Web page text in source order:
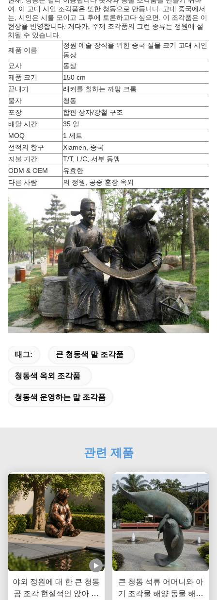
여. 이 고대 시인 조각품은 또한 청동으로 만듭니다. 고대 중국에서
는, 시인은 시를 모이고 그 후에 토론하고다 싶으면. 이 조각품은 이
현상을 반영합니다. 게다가, 주제 조각품의 그런 종류는 정원에 설
치될 수 있습니다.
제품 이름
정원 예술 장식을 위한 중국 실물 크기 고대 시인
동상
묘사
동상
제품 크기
150 cm
끝내기
래커를 칠하는 까맣 크롬
물자
청동
포장
합판 상자/강철 구조
배달 시간
35 일
MOQ
1 세트
선적의 항구
Xiamen, 중국
지불 기간
T/T, L/C, 서부 동맹
ODM & OEM
유효한
다른 사람
의 정원, 공중 훈장 옥외
태그: 큰 청동색 말 조각품
청동색 옥외 조각품
청동색 운영하는 말 조각품
관련 제품
야외 정원에 대 한 큰 청동
곰 조각 현실적인 앉아 갈
큰 청동 석류 어머니와 아
기 조각물 해양 동물 해안